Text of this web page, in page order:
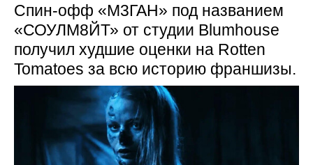
Спин-офф «М3ГАН» под названием
«СОУЛМ8ЙТ» от студии Blumhouse
получил худшие оценки на Rotten
Tomatoes за всю историю франшизы.